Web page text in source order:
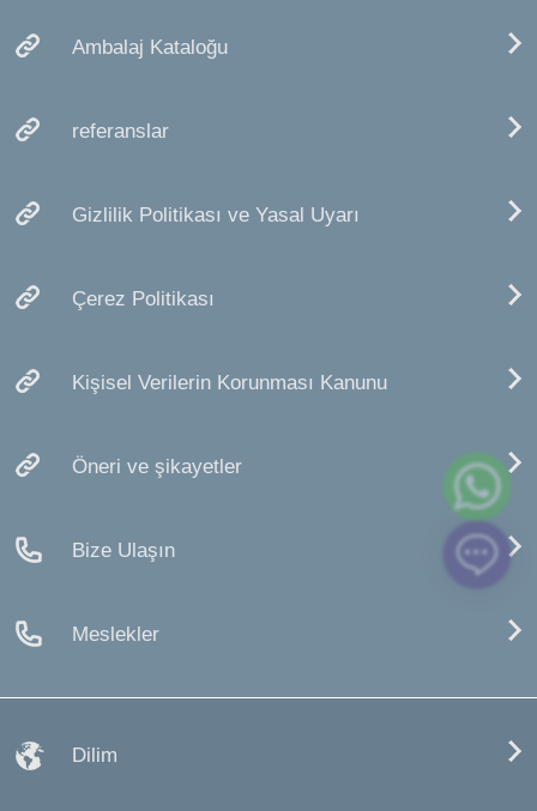
Ambalaj Kataloğu
referanslar
Gizlilik Politikası ve Yasal Uyarı
Çerez Politikası
Kişisel Verilerin Korunması Kanunu
Öneri ve şikayetler
Bize Ulaşın
Meslekler
Dilim